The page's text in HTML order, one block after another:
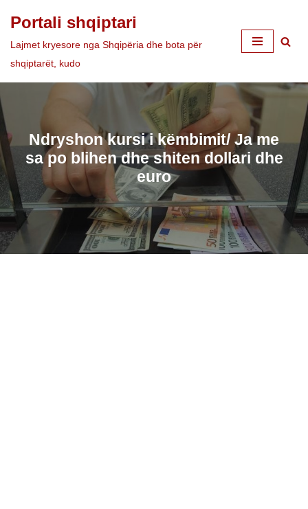
Skip
to
Portali shqiptari
Lajmet kryesore nga Shqipëria dhe bota për
shqiptarët, kudo
Ndryshon kursi i këmbimit/ Ja me
sa po blihen dhe shiten dollari dhe
euro